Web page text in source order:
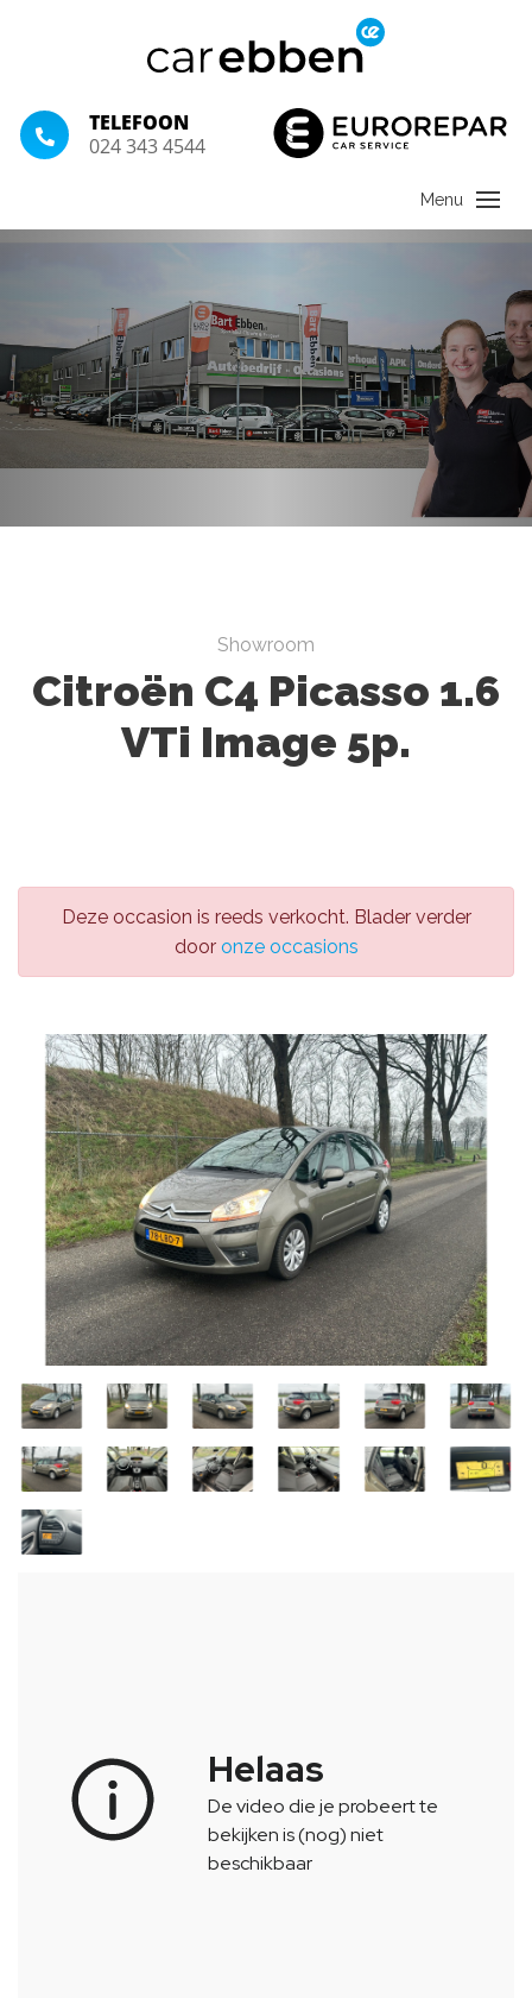
TELEFOON
024 343 4544
Showroom
Citroën C4 Picasso 1.6
VTi Image 5p.
Deze occasion is reeds verkocht. Blader verder
door onze occasions